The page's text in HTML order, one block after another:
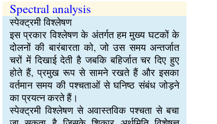
Spectral analysis
स्पेक्ट्रमी विश्लेषण
इस प्रकार विश्लेषण के अंतर्गत हम मुख्य घटकों के
दोलनों की बारंबारता को, जो उस समय अन्तर्जात
चरों में दिखाई देती है जबकि बहिर्जात चर दिए हुए
होते हैं, प्रमुख रूप से सामने रखते हैं और इसका
वर्तमान समय की पश्चताओं से घनिष्ठ संबंध जोड़ने
का प्रयत्न करते हैं।
स्पेक्ट्रमी विश्लेषण से अवास्तविक पश्चता से बचा